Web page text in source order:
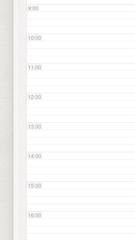
9:00
10:00
11:00
12:00
13:00
14:00
15:00
16:00